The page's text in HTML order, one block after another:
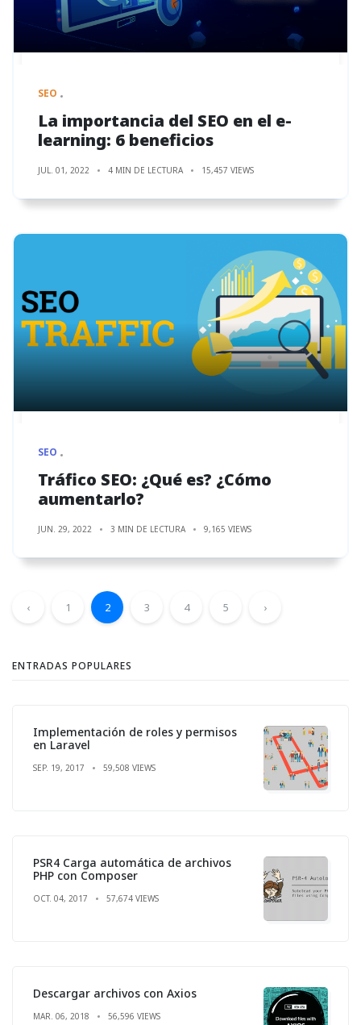
SEO
La importancia del SEO en el e-
learning: 6 beneficios
JUL. 01, 2022 4 MIN DE LECTURA 15,457 VIEWS
SEO
Tráfico SEO: ¿Qué es? ¿Cómo
aumentarlo?
JUN. 29, 2022 3 MIN DE LECTURA 9,165 VIEWS
‹ 1 2 3 4 5 ›
ENTRADAS POPULARES
Implementación de roles y permisos
en Laravel
SEP. 19, 2017 59,508 VIEWS
PSR4 Carga automática de archivos
PHP con Composer
OCT. 04, 2017 57,674 VIEWS
Descargar archivos con Axios
MAR. 06, 2018 56,596 VIEWS